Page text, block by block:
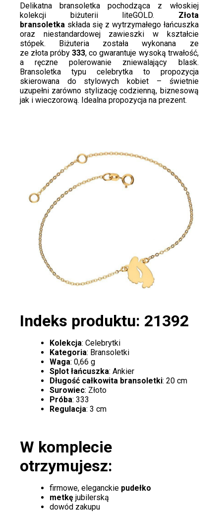
Delikatna bransoletka pochodząca z włoskiej
kolekcji biżuterii liteGOLD. Złota
bransoletka składa się z wytrzymałego łańcuszka
oraz niestandardowej zawieszki w kształcie
stópek. Biżuteria została wykonana ze
ze złota próby333, co gwarantuje wysoką trwałość,
a ręczne polerowanie zniewalający blask.
Bransoletka typu celebrytkato propozycja
skierowana do stylowych kobiet – świetnie
uzupełni zarówno stylizację codzienną, biznesową
jak i wieczorową. Idealna propozycja na prezent.
Indeks produktu: 21392
Kolekcja: Celebrytki
Kategoria: Bransoletki
Waga: 0,66 g
Splot łańcuszka: Ankier
Długość całkowita bransoletki: 20 cm
Surowiec: Złoto
Próba: 333
Regulacja: 3 cm
W komplecie
otrzymujesz:
firmowe, eleganckie pudełko
metkę jubilerską
dowód zakupu